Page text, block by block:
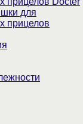
для
прицелов